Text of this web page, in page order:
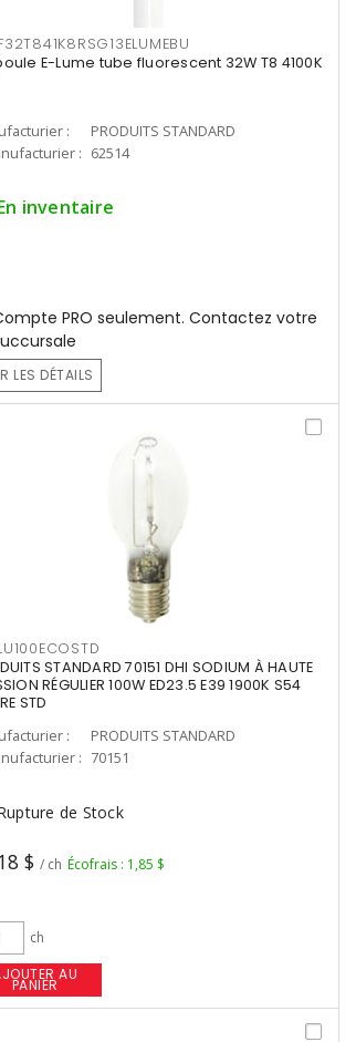
E-Lume tube fluorescent 32W T8 4100K
:
PRODUITS STANDARD
: 62514
inventaire
PRO seulement. Contactez votre
LES DÉTAILS
STANDARD 70151 DHI SODIUM À HAUTE
RÉGULIER 100W ED23.5 E39 1900K S54
STD
:
PRODUITS STANDARD
: 70151
de Stock
$ / ch Écofrais : 1,85 $
ch
AU
PANIER